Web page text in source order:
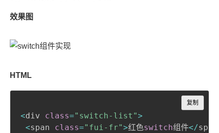
效果图
HTML
<div class="switch-list">
<span class="fui-fr">红色switch组件</span
复制
Copy